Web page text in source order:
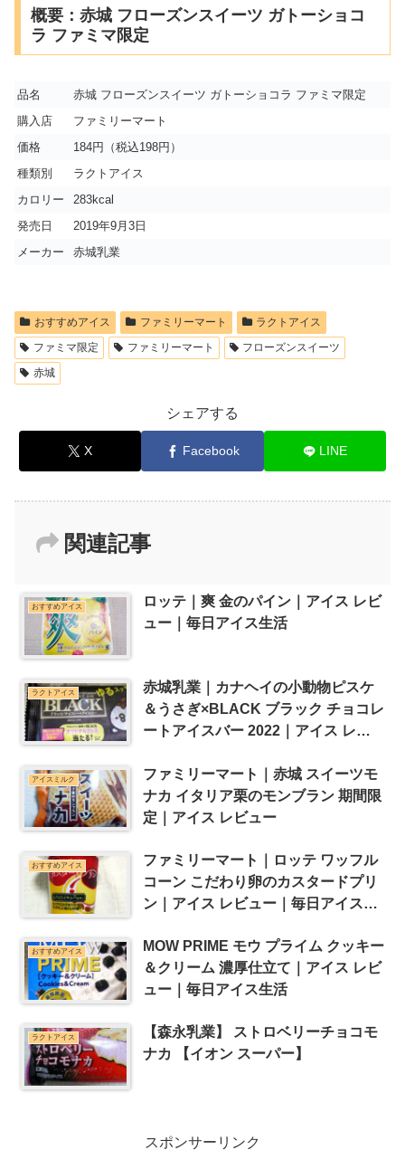
概要：赤城 フローズンスイーツ ガトーショコ
ラ ファミマ限定
品名
赤城 フローズンスイーツ ガトーショコラ ファミマ限定
購入店
ファミリーマート
価格
184円（税込198円）
種類別
ラクトアイス
カロリー
283kcal
発売日
2019年9月3日
メーカー
赤城乳業
おすすめアイス ファミリーマート
ラクトアイス
ファミマ限定
ファミリーマート
フローズンスイーツ
赤城
シェアする
X Facebook LINE
関連記事
おすすめアイス
ロッテ｜爽 金のパイン｜アイス レビ
ュー｜毎日アイス生活
ラクトアイス
赤城乳業｜カナヘイの小動物ピスケ
＆うさぎ×BLACK ブラック チョコレ
ートアイスバー 2022｜アイス レビ
アイスミルク
ファミリーマート｜赤城 スイーツモ
ナカ イタリア栗のモンブラン 期間限
定｜アイス レビュー
おすすめアイス
ファミリーマート｜ロッテ ワッフル
コーン こだわり卵のカスタードプリ
ン｜アイス レビュー｜毎日アイス生
おすすめアイス
MOW PRIME モウ プライム クッキー
＆クリーム 濃厚仕立て｜アイス レビ
ュー｜毎日アイス生活
ラクトアイス
【森永乳業】 ストロベリーチョコモ
ナカ 【イオン スーパー】
スポンサーリンク